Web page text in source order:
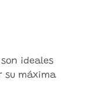
ideales
su máxima